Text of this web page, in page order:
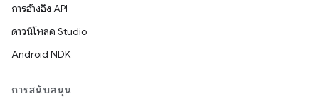
การอ้างอิง API
ดาวน์โหลด Studio
Android NDK
การสนับสนุน